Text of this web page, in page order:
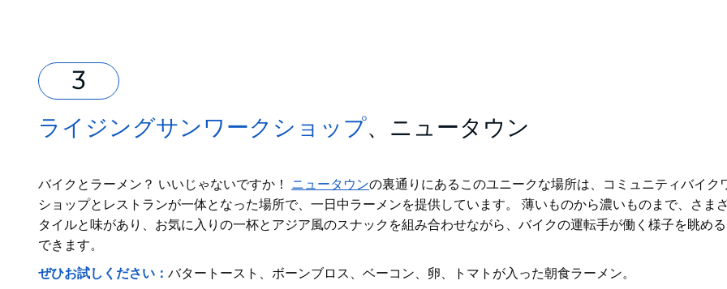
ライジングサンワークショップ 、ニュータウン
バイクとラーメン？ いいじゃないですか！ ニュータウンの裏通りにあるこのユニークな場所は、コミュニティバイク
ショップとレストランが一体となった場所で、一日中ラーメンを提供しています。 薄いものから濃いものまで、さま
タイルと味があり、お気に入りの一杯とアジア風のスナックを組み合わせながら、バイクの運転手が働く様子を眺め
できます。
ぜひお試しください： バタートースト、ボーンブロス、ベーコン、卵、トマトが入った朝食ラーメン。